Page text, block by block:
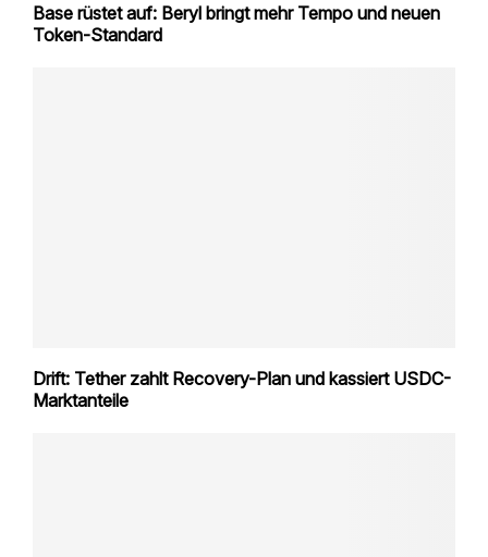
Base rüstet auf: Beryl bringt mehr Tempo und neuen
Token-Standard
Drift: Tether zahlt Recovery-Plan und kassiert USDC-
Marktanteile